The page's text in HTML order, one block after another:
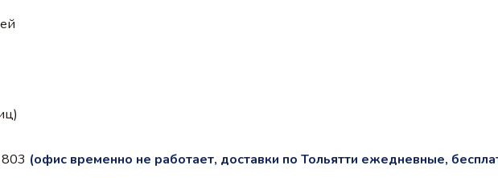
(офис временно не работает, доставки по Тольятти ежедневные,